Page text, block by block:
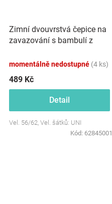
Zimní dvouvrstvá čepice na
zavazování s bambulí z
béžová
momentálně nedostupné (4 ks)
489 Kč
Detail
Vel. 56/62, Vel. šátků: UNI
Kód: 62845001